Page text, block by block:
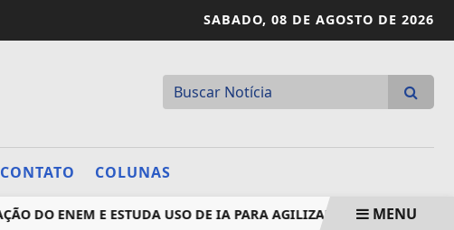
SABADO, 08 DE AGOSTO DE 2026
CONTATO COLUNAS
DO ENEM E ESTUDA USO DE IA PARA AGILIZAR... SP
MENU